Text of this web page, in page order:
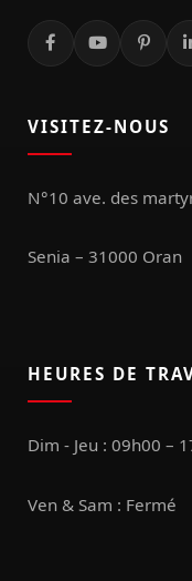
VISITEZ-NOUS
N°10 ave. des
Senia – 31000 Oran
HEURES DE
Dim - Jeu : 09h00 –
Ven & Sam : Fermé